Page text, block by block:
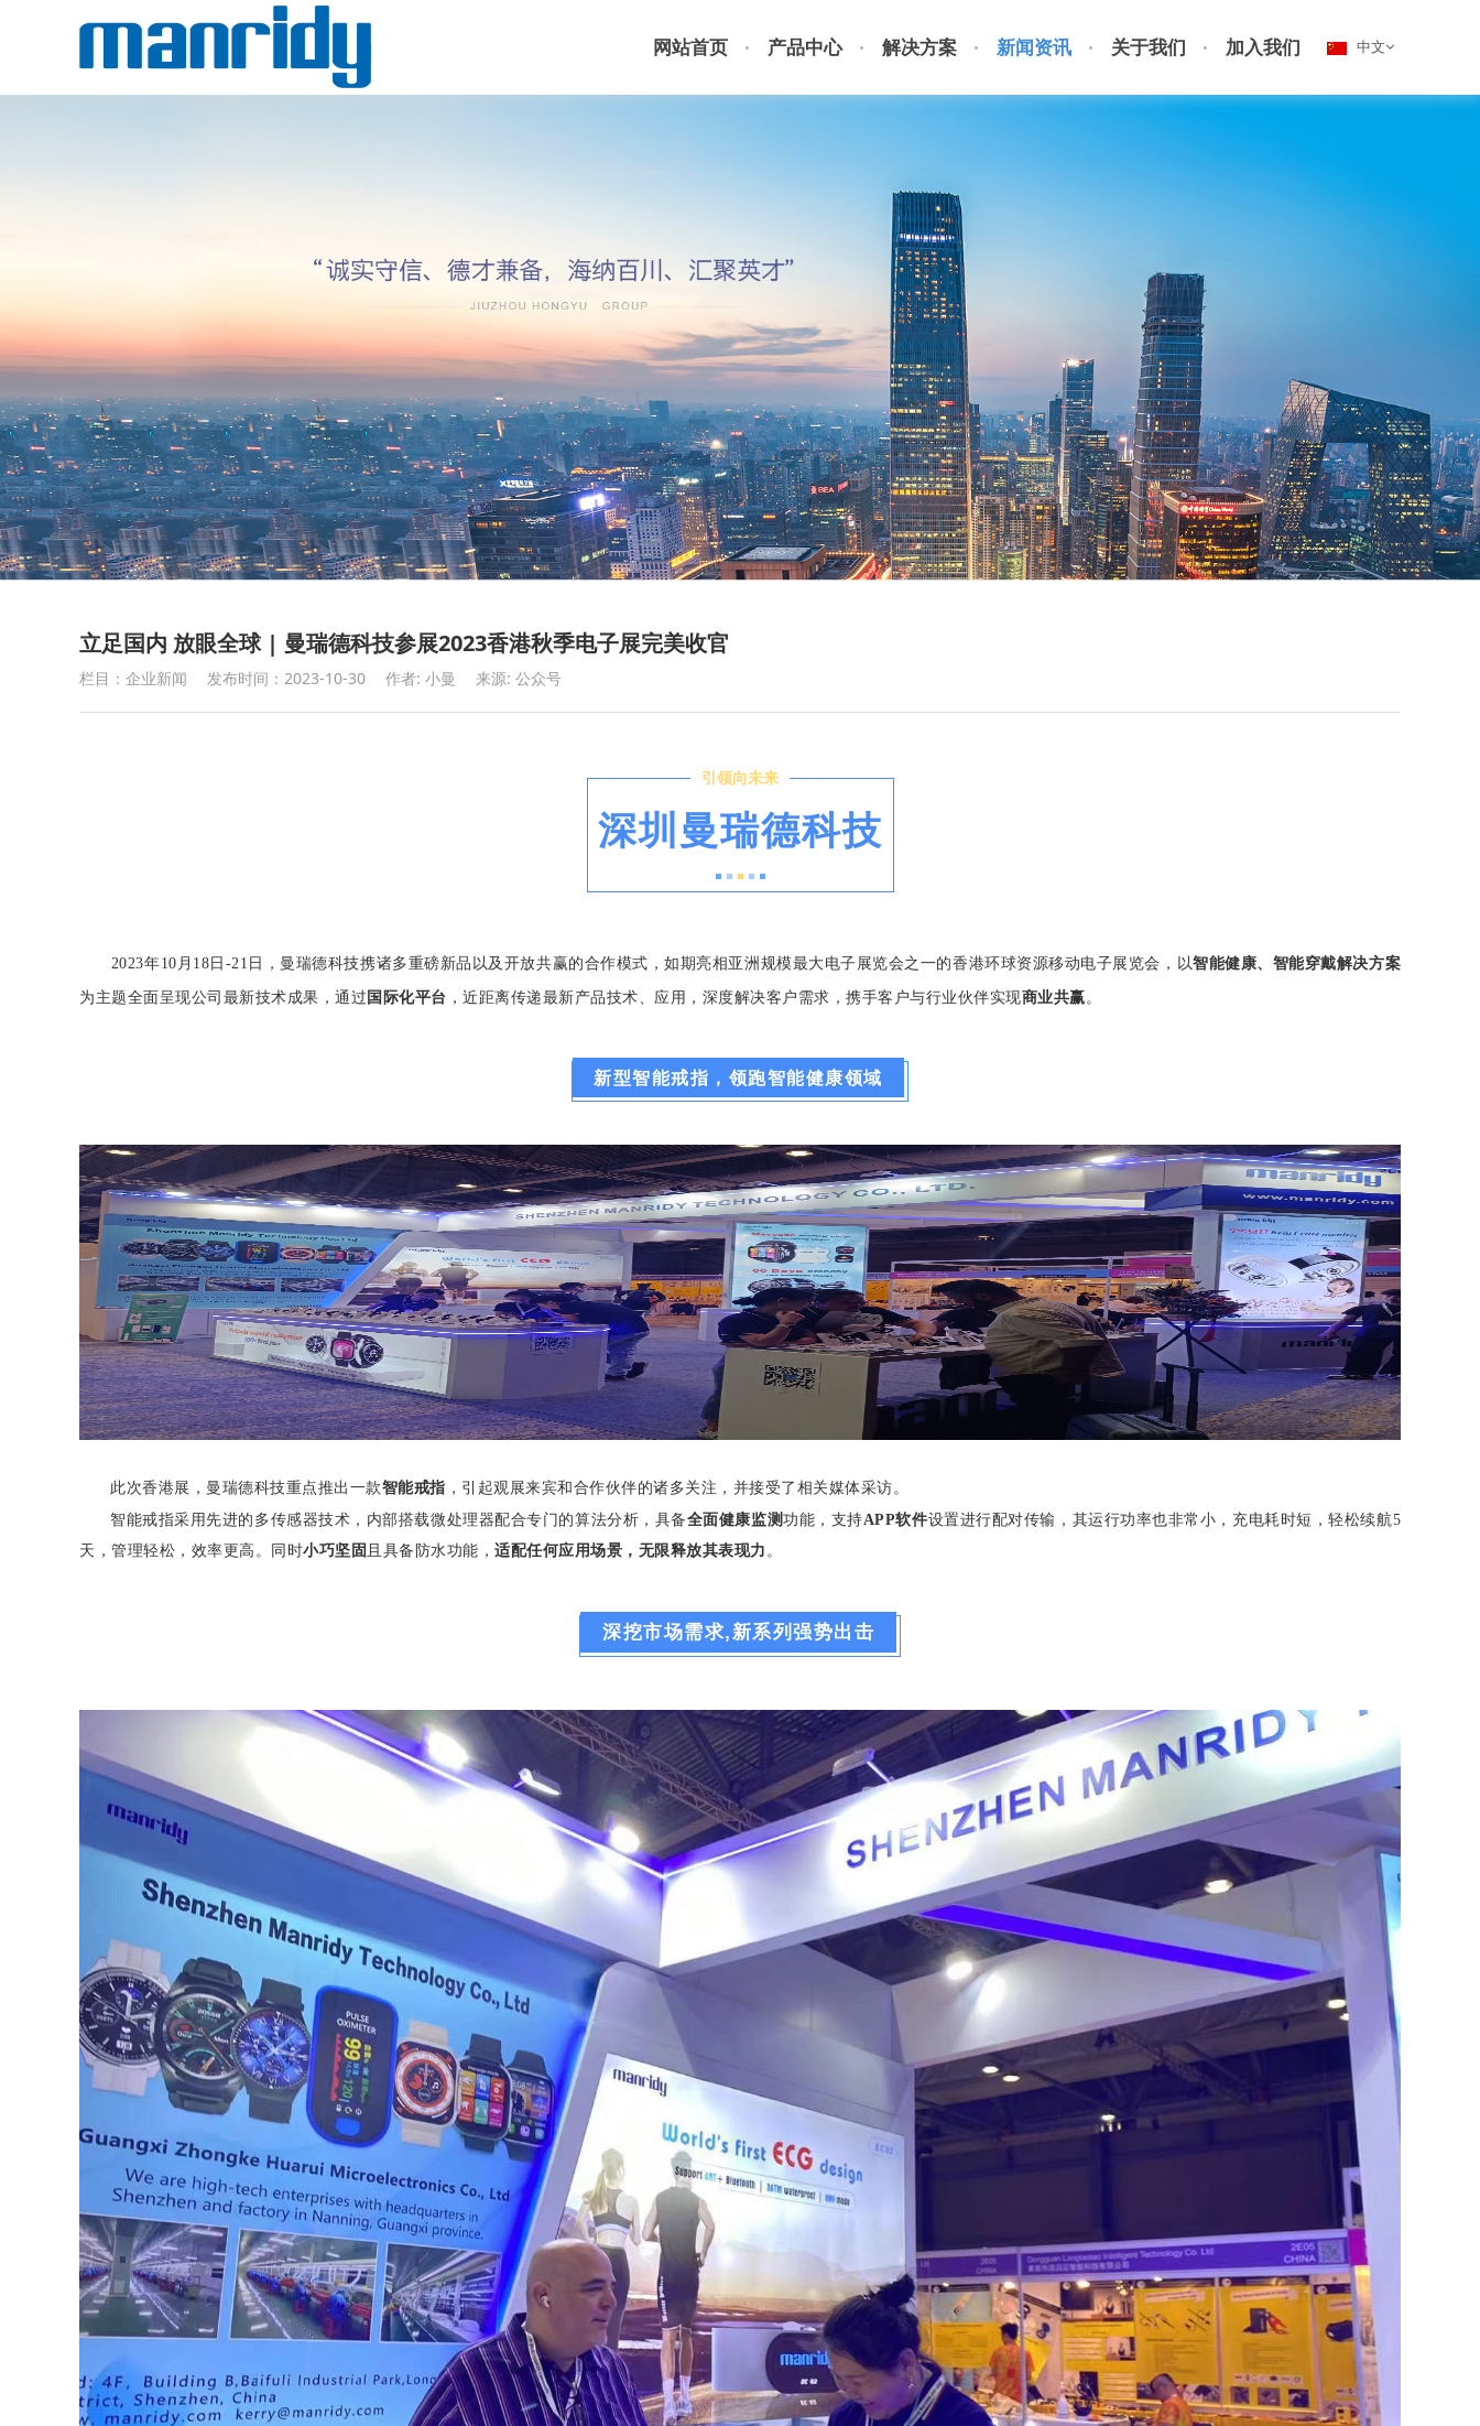
中文
网站首页 产品中心 解决方案 新闻资讯 关于我们 加入我们
立足国内 放眼全球 | 曼瑞德科技参展2023香港秋季电子展完美收官
栏目：企业新闻 发布时间：2023-10-30 作者: 小曼 来源: 公众号
引领向未来
深圳曼瑞德科技
2023年10月18日-21日， 曼瑞德科技携诸多重磅新品以及开放共赢的合作模式，如期亮相亚洲规模最大电子展览会之一的香港环球资源移动电子展览会，以智能健康、智能穿戴解决方案
为主题全面呈现公司最新技术成果 ， 通过 国际化平台 ，近距离传递最新产品技术、应用，深度解决客户需求，携手客户与行业伙伴实现商业共赢 。
新型智能戒指，领跑智能健康领域
此次香港展，曼瑞德科技重点推出一款智能戒指 ，引起观展来宾和合作伙伴的诸多关注，并接受了相关媒体采访。
智能戒指采用先进的多传感器技术，内部搭载微处理器配合专门的算法分析，具备全面健康监测功能，支持APP软件设置进行配对传输，其运行功率也非常小，充电耗时短，轻松续航5
天，管理轻松，效率更高。同时小巧坚固 且具备防水功能， 适配任何应用场景，无限释放其表现力 。
深挖市场需求,新系列强势出击